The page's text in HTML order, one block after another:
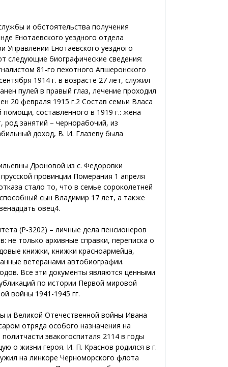
и обстоятельства получения
Енотаевского уездного отдела
Управлении Енотаевского уездного
следующие биографические сведения:
81-го пехотного Апшеронского
1914 г. в возрасте 27 лет, служил
пулей в правый глаз, лечение проходил
20 февраля 1915 г.2 Состав семьи Власа
составленного в 1919 г.: жена
занятий – чернорабочий, из
доход, В. И. Глазеву была
Дроновой из с. Федоровки
провинции Померания 1 апреля
стало то, что в семье сороколетней
сын Владимир 17 лет, а также
овец4.
(Р-3202) – личные дела пенсионеров
не только архивные справки, переписка о
книжки, книжки красноармейца,
ветеранами автобиографии.
Все эти документы являются ценными
по истории Первой мировой
войны 1941-1945 гг.
и Великой Отечественной войны Ивана
отряда особого назначения на
эвакогоспиталя 2114 в годы
о жизни героя. И. П. Краснов родился в г.
на линкоре Черноморского флота